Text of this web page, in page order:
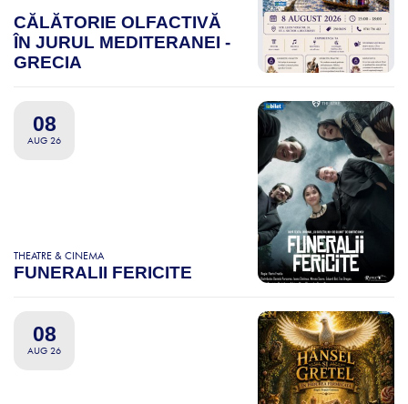
CĂLĂTORIE OLFACTIVĂ
ÎN JURUL MEDITERANEI -
GRECIA
08
AUG 26
THEATRE & CINEMA
FUNERALII FERICITE
08
AUG 26